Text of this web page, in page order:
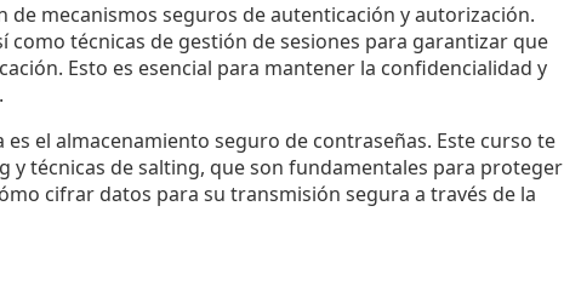
mecanismos seguros de autenticación y autorización.
como técnicas de gestión de sesiones para garantizar que
Esto es esencial para mantener la confidencialidad y
el almacenamiento seguro de contraseñas. Este curso te
y técnicas de salting, que son fundamentales para proteger
cifrar datos para su transmisión segura a través de la